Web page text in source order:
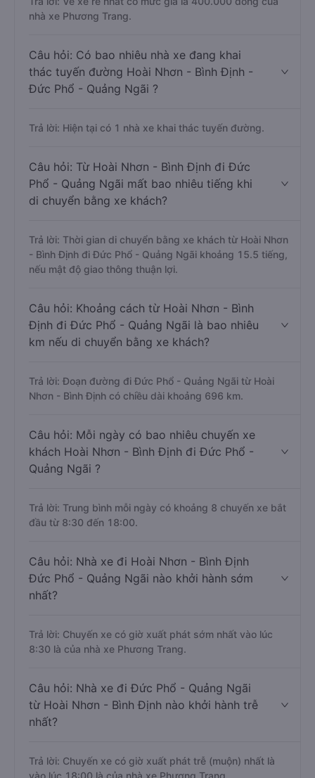
nhà xe Phương Trang.
Câu hỏi: Có bao nhiêu nhà xe đang khai
thác tuyến đường Hoài Nhơn - Bình Định -
Đức Phổ - Quảng Ngãi ?
Trả lời: Hiện tại có 1 nhà xe khai thác tuyến đường.
Câu hỏi: Từ Hoài Nhơn - Bình Định đi Đức
Phổ - Quảng Ngãi mất bao nhiêu tiếng khi
di chuyển bằng xe khách?
Trả lời: Thời gian di chuyển bằng xe khách từ Hoài Nhơn
- Bình Định đi Đức Phổ - Quảng Ngãi khoảng 15.5 tiếng,
nếu mật độ giao thông thuận lợi.
Câu hỏi: Khoảng cách từ Hoài Nhơn - Bình
Định đi Đức Phổ - Quảng Ngãi là bao nhiêu
km nếu di chuyển bằng xe khách?
Trả lời: Đoạn đường đi Đức Phổ - Quảng Ngãi từ Hoài
Nhơn - Bình Định có chiều dài khoảng 696 km.
Câu hỏi: Mỗi ngày có bao nhiêu chuyến xe
khách Hoài Nhơn - Bình Định đi Đức Phổ -
Quảng Ngãi ?
Trả lời: Trung bình mỗi ngày có khoảng 8 chuyến xe bắt
đầu từ 8:30 đến 18:00.
Câu hỏi: Nhà xe đi Hoài Nhơn - Bình Định
Đức Phổ - Quảng Ngãi nào khởi hành sớm
nhất?
Trả lời: Chuyến xe có giờ xuất phát sớm nhất vào lúc
8:30 là của nhà xe Phương Trang.
Câu hỏi: Nhà xe đi Đức Phổ - Quảng Ngãi
từ Hoài Nhơn - Bình Định nào khởi hành trễ
nhất?
Trả lời: Chuyến xe có giờ xuất phát trễ (muộn) nhất là
vào lúc 18:00 là của nhà xe Phương Trang.